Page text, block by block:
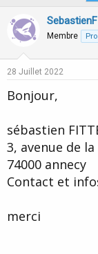
n
s
:
SebastienF
Membre Pro
28 Juillet 2022
Bonjour,
sébastien
3, avenue de
74000 annecy
Contact et
merci